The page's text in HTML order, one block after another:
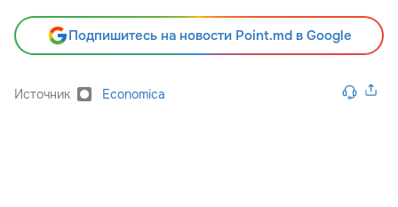
Подпишитесь на новости Point.md в Google
Источник Economica